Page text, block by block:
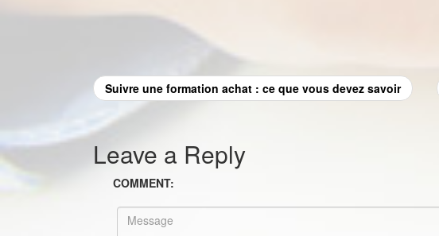
Suivre une formation achat : ce que vous devez savoir
Leave a Reply
COMMENT: